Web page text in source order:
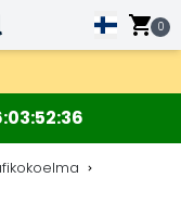
0
(toimitus 24
ja koristeisiin.
03 52 35